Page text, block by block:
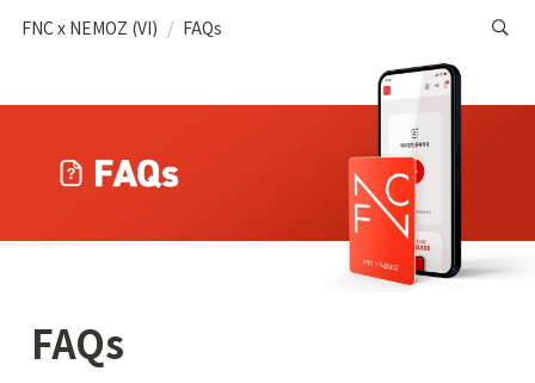
FNC x NEMOZ (VI) / FAQs
FAQs